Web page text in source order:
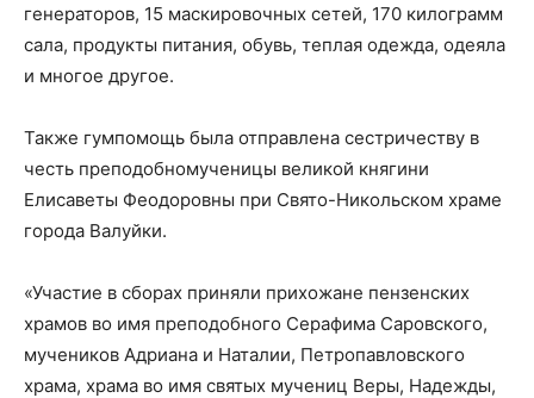
генераторов, 15 маскировочных сетей, 170 килограмм
сала, продукты питания, обувь, теплая одежда, одеяла
и многое другое.
Также гумпомощь была отправлена сестричеству в
честь преподобномученицы великой княгини
Елисаветы Феодоровны при Свято-Никольском храме
города Валуйки.
«Участие в сборах приняли прихожане пензенских
храмов во имя преподобного Серафима Саровского,
мучеников Адриана и Наталии, Петропавловского
храма, храма во имя святых мучениц Веры, Надежды,